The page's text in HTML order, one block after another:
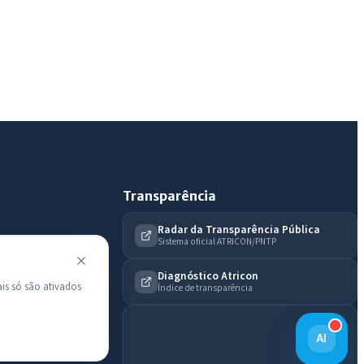
Transparência
Radar da Transparência Pública
Sistema oficial ATRICON/PNTP
Diagnóstico Atricon
Índice de transparência
só são ativados
AI